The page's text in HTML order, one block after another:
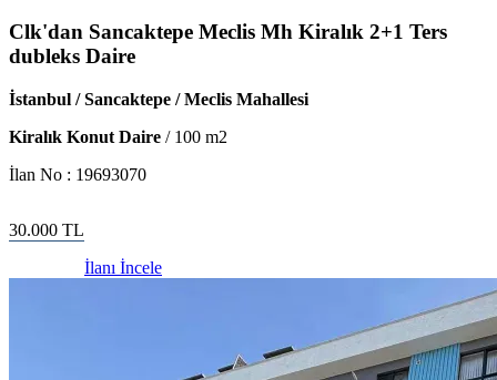
Clk'dan Sancaktepe Meclis Mh Kiralık 2+1 Ters
dubleks Daire
İstanbul / Sancaktepe / Meclis Mahallesi
Kiralık Konut Daire / 100 m2
İlan No : 19693070
30.000 TL
İlanı İncele